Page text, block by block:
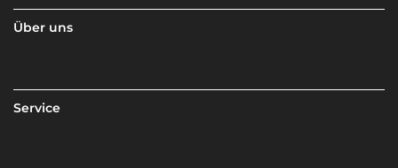
Über uns
Service